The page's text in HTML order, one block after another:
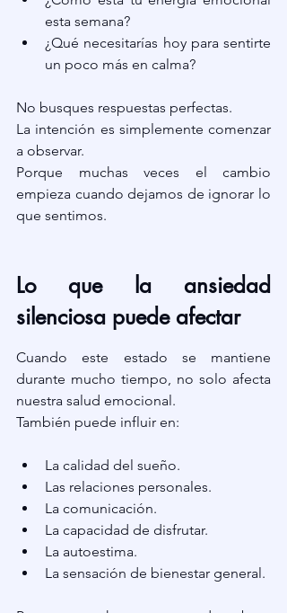
esta semana?
¿Qué necesitarías hoy para sentirte
un poco más en calma?
No busques respuestas perfectas.
La intención es simplemente comenzar
a observar.
Porque muchas veces el cambio
empieza cuando dejamos de ignorar lo
que sentimos.
Lo que la ansiedad
silenciosa puede afectar
Cuando este estado se mantiene
durante mucho tiempo, no solo afecta
nuestra salud emocional.
También puede influir en:
La calidad del sueño.
Las relaciones personales.
La comunicación.
La capacidad de disfrutar.
La autoestima.
La sensación de bienestar general.